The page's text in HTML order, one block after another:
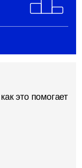
это помогает